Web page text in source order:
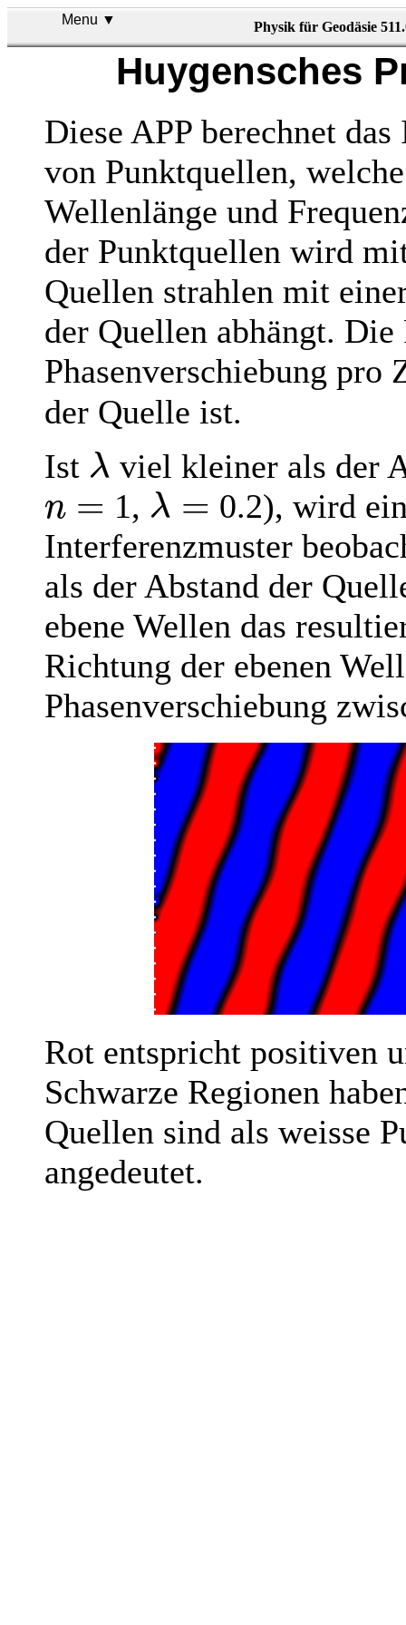
Menu ▼ Physik für Geodäsie
Huygensches
Diese APP berechnet
von Punktquellen,
Wellenlänge und
der Punktquellen wird
Quellen strahlen mit
der Quellen abhängt.
Phasenverschiebung pro
der Quelle ist.
Ist λ viel kleiner als der
n = 1, λ = 0.2), wird
Interferenzmuster
als der Abstand der
ebene Wellen das
Richtung der ebenen
Phasenverschiebung
Rot entspricht positiven
Schwarze Regionen
Quellen sind als weisse
angedeutet.